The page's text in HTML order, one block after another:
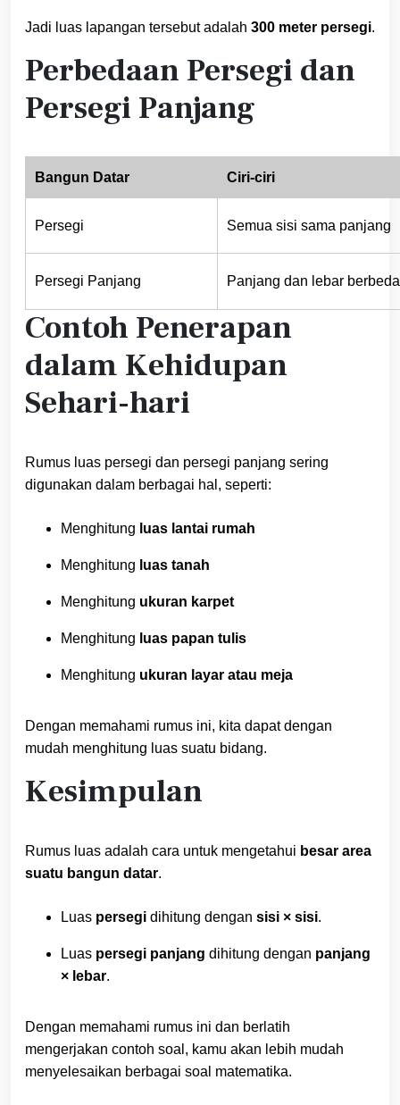
Jadi luas lapangan tersebut adalah 300 meter persegi.
Perbedaan Persegi dan
Persegi Panjang
Bangun Datar Ciri-ciri
Persegi Semua sisi sama panjang
Persegi Panjang Panjang dan lebar berbeda
Contoh Penerapan
dalam Kehidupan
Sehari-hari
Rumus luas persegi dan persegi panjang sering
digunakan dalam berbagai hal, seperti:
Menghitung luas lantai rumah
Menghitung luas tanah
Menghitung ukuran karpet
Menghitung luas papan tulis
Menghitung ukuran layar atau meja
Dengan memahami rumus ini, kita dapat dengan
mudah menghitung luas suatu bidang.
Kesimpulan
Rumus luas adalah cara untuk mengetahui besar area
suatu bangun datar.
Luas persegi dihitung dengan sisi × sisi.
Luas persegi panjang dihitung dengan panjang
× lebar.
Dengan memahami rumus ini dan berlatih
mengerjakan contoh soal, kamu akan lebih mudah
menyelesaikan berbagai soal matematika.